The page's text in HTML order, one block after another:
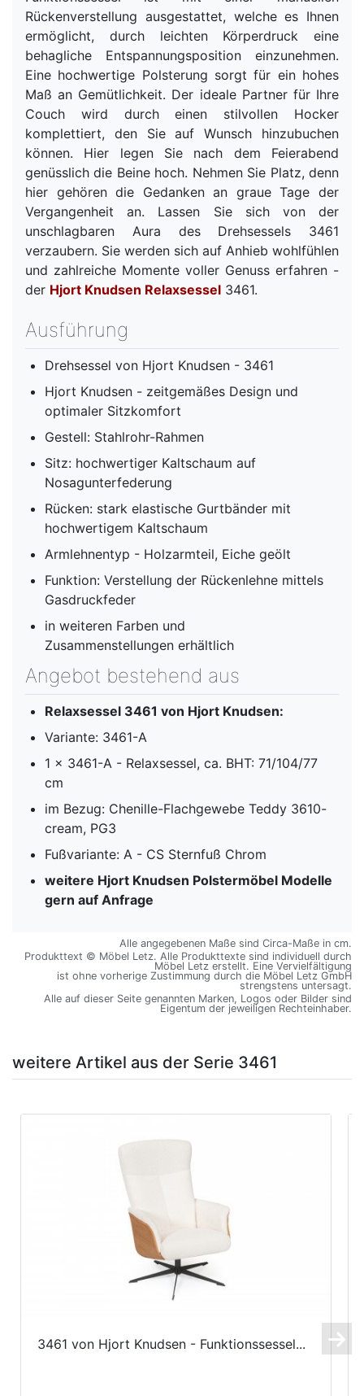
Rückenverstellung ausgestattet, welche es Ihnen
ermöglicht, durch leichten Körperdruck eine
behagliche Entspannungsposition einzunehmen.
Eine hochwertige Polsterung sorgt für ein hohes
Maß an Gemütlichkeit. Der ideale Partner für Ihre
Couch wird durch einen stilvollen Hocker
komplettiert, den Sie auf Wunsch hinzubuchen
können. Hier legen Sie nach dem Feierabend
genüsslich die Beine hoch. Nehmen Sie Platz, denn
hier gehören die Gedanken an graue Tage der
Vergangenheit an. Lassen Sie sich von der
unschlagbaren Aura des Drehsessels 3461
verzaubern. Sie werden sich auf Anhieb wohlfühlen
und zahlreiche Momente voller Genuss erfahren -
der Hjort Knudsen Relaxsessel 3461.
Ausführung
Drehsessel von Hjort Knudsen - 3461
Hjort Knudsen - zeitgemäßes Design und
optimaler Sitzkomfort
Gestell: Stahlrohr-Rahmen
Sitz: hochwertiger Kaltschaum auf
Nosagunterfederung
Rücken: stark elastische Gurtbänder mit
hochwertigem Kaltschaum
Armlehnentyp - Holzarmteil, Eiche geölt
Funktion: Verstellung der Rückenlehne mittels
Gasdruckfeder
in weiteren Farben und
Zusammenstellungen erhältlich
Angebot bestehend aus
Relaxsessel 3461 von Hjort Knudsen:
Variante: 3461-A
1 x 3461-A - Relaxsessel, ca. BHT: 71/104/77
cm
im Bezug: Chenille-Flachgewebe Teddy 3610-
cream, PG3
Fußvariante: A - CS Sternfuß Chrom
weitere Hjort Knudsen Polstermöbel Modelle
gern auf Anfrage
Alle angegebenen Maße sind Circa-Maße in cm.
Produkttext © Möbel Letz. Alle Produkttexte sind individuell durch
Möbel Letz erstellt. Eine Vervielfältigung
ist ohne vorherige Zustimmung durch die Möbel Letz GmbH
strengstens untersagt.
Alle auf dieser Seite genannten Marken, Logos oder Bilder sind
Eigentum der jeweiligen Rechteinhaber.
weitere Artikel aus der Serie 3461
3461 von Hjort Knudsen - Funktionssessel...